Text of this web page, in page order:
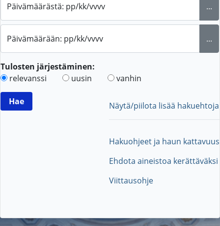
Päivämäärästä: pp/kk/vvvv ...
Päivämäärään: pp/kk/vvvv ...
Tulosten järjestäminen:
relevanssi
uusin vanhin
Näytä/piilota lisää hakuehtoja
Hakuohjeet ja haun kattavuus
Ehdota aineistoa kerättäväksi
Viittausohje